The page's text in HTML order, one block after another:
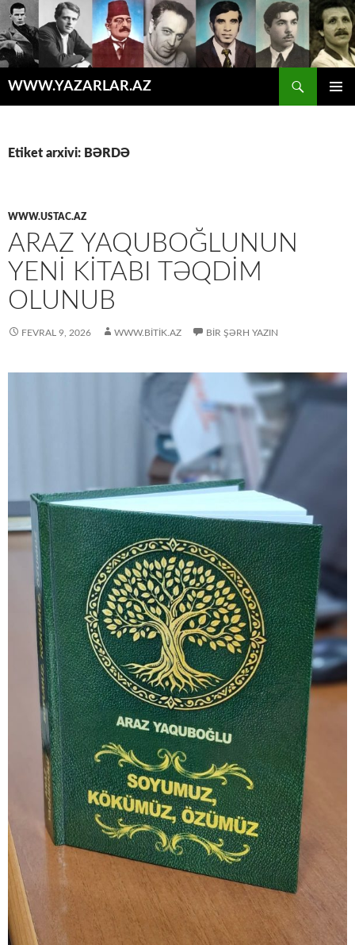
WWW.YAZARLAR.AZ
Etiket arxivi: BƏRDƏ
WWW.USTAC.AZ
ARAZ YAQUBOĞLUNUN
YENI KITABI TƏQDIM
OLUNUB
FEVRAL 9, 2026 WWW.BITIK.AZ BIR ŞƏRH YAZIN